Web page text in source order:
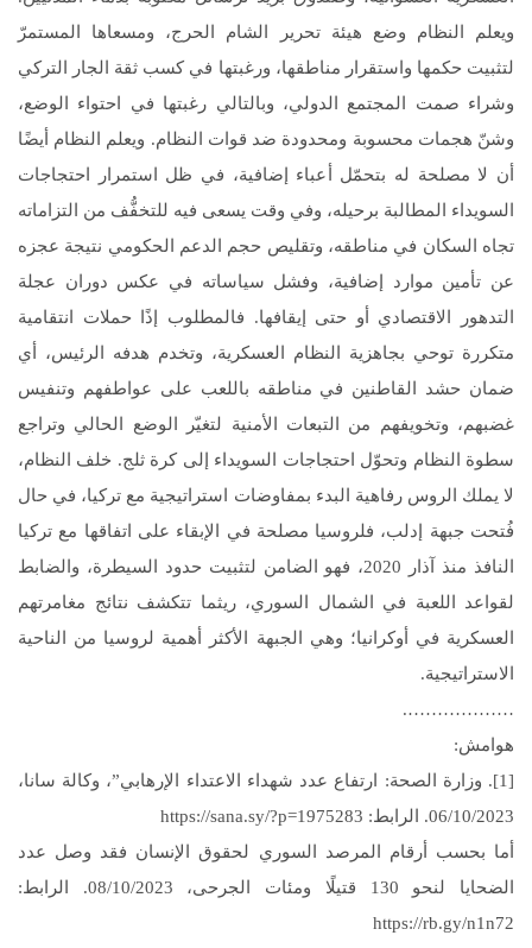
ويعلم النظام وضع هيئة تحرير الشام الحرج، ومسعاها المستمرّ
لتثبيت حكمها واستقرار مناطقها، ورغبتها في كسب ثقة الجار التركي
وشراء صمت المجتمع الدولي، وبالتالي رغبتها في احتواء الوضع،
وشنّ هجمات محسوبة ومحدودة ضد قوات النظام. ويعلم النظام أيضًا
أن لا مصلحة له بتحمّل أعباء إضافية، في ظل استمرار احتجاجات
السويداء المطالبة برحيله، وفي وقت يسعى فيه للتخفُّف من التزاماته
تجاه السكان في مناطقه، وتقليص حجم الدعم الحكومي نتيجة عجزه
عن تأمين موارد إضافية، وفشل سياساته في عكس دوران عجلة
التدهور الاقتصادي أو حتى إيقافها. فالمطلوب إذًا حملات انتقامية
متكررة توحي بجاهزية النظام العسكرية، وتخدم هدفه الرئيس، أي
ضمان حشد القاطنين في مناطقه باللعب على عواطفهم وتنفيس
غضبهم، وتخويفهم من التبعات الأمنية لتغيّر الوضع الحالي وتراجع
سطوة النظام وتحوّل احتجاجات السويداء إلى كرة ثلج. خلف النظام،
لا يملك الروس رفاهية البدء بمفاوضات استراتيجية مع تركيا، في حال
فُتحت جبهة إدلب، فلروسيا مصلحة في الإبقاء على اتفاقها مع تركيا
النافذ منذ آذار 2020، فهو الضامن لتثبيت حدود السيطرة، والضابط
لقواعد اللعبة في الشمال السوري، ريثما تتكشف نتائج مغامرتهم
العسكرية في أوكرانيا؛ وهي الجبهة الأكثر أهمية لروسيا من الناحية
الاستراتيجية.
……………….
هوامش:
[1]. وزارة الصحة: ارتفاع عدد شهداء الاعتداء الإرهابي”، وكالة سانا،
06/10/2023. الرابط: https://sana.sy/?p=1975283
أما بحسب أرقام المرصد السوري لحقوق الإنسان فقد وصل عدد
الضحايا لنحو 130 قتيلًا ومئات الجرحى، 08/10/2023. الرابط:
https://rb.gy/n1n72